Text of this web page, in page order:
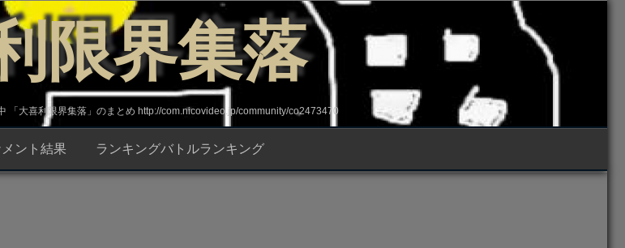
限界集落
「大喜利限界集落」のまとめ http://com.nicovideo.jp/community/co2473470
メント結果 ランキングバトルランキング